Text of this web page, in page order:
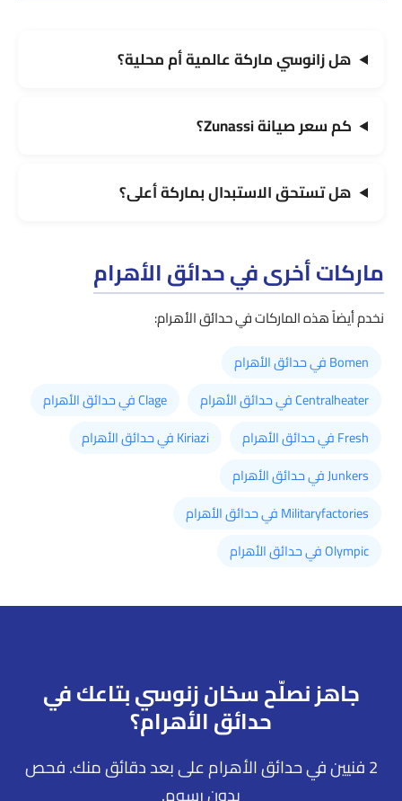
هل زانوسي ماركة عالمية أم محلية؟
كم سعر صيانة Zunassi؟
هل تستحق الاستبدال بماركة أعلى؟
ماركات أخرى في حدائق الأهرام
نخدم أيضاً هذه الماركات في حدائق الأهرام:
Bomen في حدائق الأهرام
Centralheater في حدائق الأهرام
Clage في حدائق الأهرام
Fresh في حدائق الأهرام
Kiriazi في حدائق الأهرام
Junkers في حدائق الأهرام
Militaryfactories في حدائق الأهرام
Olympic في حدائق الأهرام
جاهز نصلّح سخان زنوسي بتاعك في
حدائق الأهرام؟
2 فنيين في حدائق الأهرام على بعد دقائق منك. فحص